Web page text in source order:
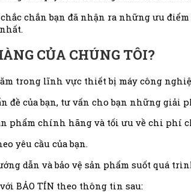
chắn bạn đã nhận ra những ưu
CỦA CHÚNG TÔI?
trong lĩnh vực thiết bị máy công
của bạn, tư vấn cho bạn những giải
phẩm chính hãng và tối ưu về chi phí
yêu cầu của bạn.
dẫn và bảo vệ sản phẩm suốt quá
BẢO TÍN theo thông tin sau: